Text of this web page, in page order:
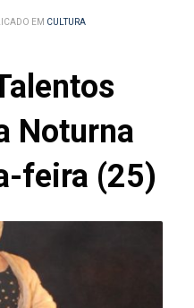
EM CULTURA
Noturna
feira (25)